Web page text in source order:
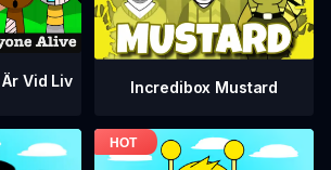
Vid Liv Incredibox Mustard